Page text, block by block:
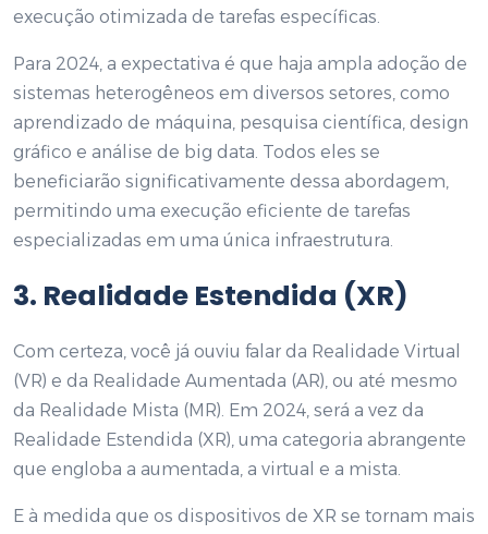
execução otimizada de tarefas específicas.
Para 2024, a expectativa é que haja ampla adoção de
sistemas heterogêneos em diversos setores, como
aprendizado de máquina, pesquisa científica, design
gráfico e análise de big data. Todos eles se
beneficiarão significativamente dessa abordagem,
permitindo uma execução eficiente de tarefas
especializadas em uma única infraestrutura.
3. Realidade Estendida (XR)
Com certeza, você já ouviu falar da Realidade Virtual
(VR) e da Realidade Aumentada (AR), ou até mesmo
da Realidade Mista (MR). Em 2024, será a vez da
Realidade Estendida (XR), uma categoria abrangente
que engloba a aumentada, a virtual e a mista.
E à medida que os dispositivos de XR se tornam mais